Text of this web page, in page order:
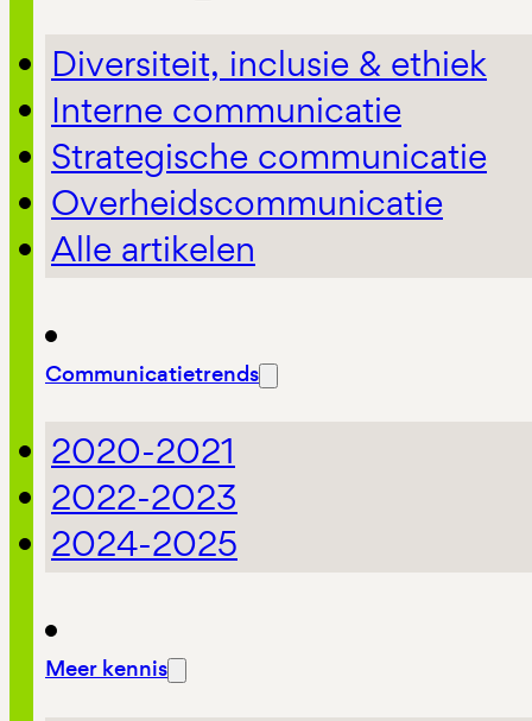
Diversiteit, inclusie & ethiek
Interne communicatie
Strategische communicatie
Overheidscommunicatie
Alle artikelen
Communicatietrends
2020-2021
2022-2023
2024-2025
Meer kennis